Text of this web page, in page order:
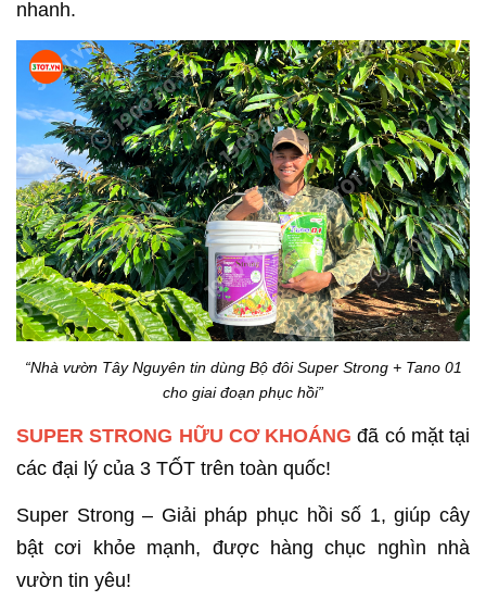
nhanh.
“Nhà vườn Tây Nguyên tin dùng Bộ đôi Super Strong + Tano 01
cho giai đoạn phục hồi”
SUPER STRONG HỮU CƠ KHOÁNG đã có mặt tại
các đại lý của 3 TỐT trên toàn quốc!
Super Strong – Giải pháp phục hồi số 1, giúp cây
bật cơi khỏe mạnh, được hàng chục nghìn nhà
vườn tin yêu!